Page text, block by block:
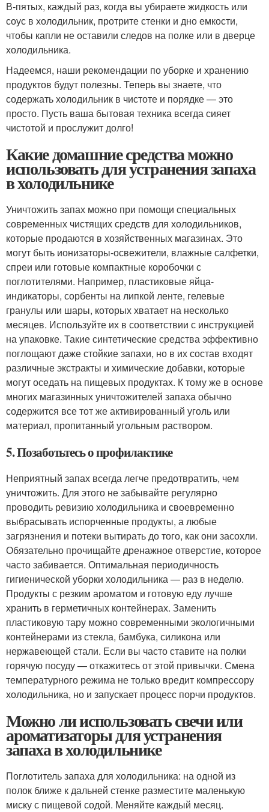
В-пятых, каждый раз, когда вы убираете жидкость или
соус в холодильник, протрите стенки и дно емкости,
чтобы капли не оставили следов на полке или в дверце
холодильника.
Надеемся, наши рекомендации по уборке и хранению
продуктов будут полезны. Теперь вы знаете, что
содержать холодильник в чистоте и порядке — это
просто. Пусть ваша бытовая техника всегда сияет
чистотой и прослужит долго!
Какие домашние средства можно
использовать для устранения запаха
в холодильнике
Уничтожить запах можно при помощи специальных
современных чистящих средств для холодильников,
которые продаются в хозяйственных магазинах. Это
могут быть ионизаторы-освежители, влажные салфетки,
спреи или готовые компактные коробочки с
поглотителями. Например, пластиковые яйца-
индикаторы, сорбенты на липкой ленте, гелевые
гранулы или шары, которых хватает на несколько
месяцев. Используйте их в соответствии с инструкцией
на упаковке. Такие синтетические средства эффективно
поглощают даже стойкие запахи, но в их состав входят
различные экстракты и химические добавки, которые
могут оседать на пищевых продуктах. К тому же в основе
многих магазинных уничтожителей запаха обычно
содержится все тот же активированный уголь или
материал, пропитанный угольным раствором.
5. Позаботьтесь о профилактике
Неприятный запах всегда легче предотвратить, чем
уничтожить. Для этого не забывайте регулярно
проводить ревизию холодильника и своевременно
выбрасывать испорченные продукты, а любые
загрязнения и потеки вытирать до того, как они засохли.
Обязательно прочищайте дренажное отверстие, которое
часто забивается. Оптимальная периодичность
гигиенической уборки холодильника — раз в неделю.
Продукты с резким ароматом и готовую еду лучше
хранить в герметичных контейнерах. Заменить
пластиковую тару можно современными экологичными
контейнерами из стекла, бамбука, силикона или
нержавеющей стали. Если вы часто ставите на полки
горячую посуду — откажитесь от этой привычки. Смена
температурного режима не только вредит компрессору
холодильника, но и запускает процесс порчи продуктов.
Можно ли использовать свечи или
ароматизаторы для устранения
запаха в холодильнике
Поглотитель запаха для холодильника: на одной из
полок ближе к дальней стенке разместите маленькую
миску с пищевой содой. Меняйте каждый месяц.